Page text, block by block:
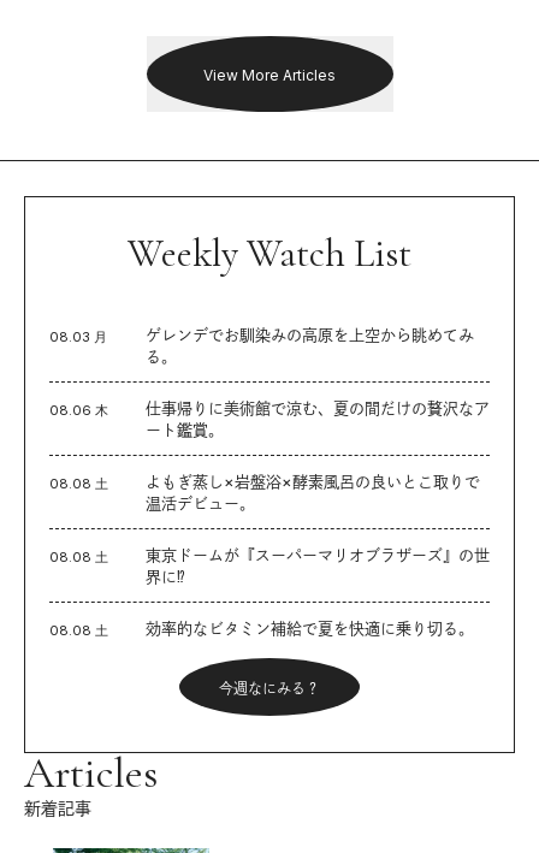
View More Articles
Weekly Watch List
08.03 月
ゲレンデでお馴染みの高原を上空から眺めてみ
る。
08.06 木
仕事帰りに美術館で涼む、夏の間だけの贅沢なア
ート鑑賞。
08.08 土
よもぎ蒸し×岩盤浴×酵素風呂の良いとこ取りで
温活デビュー。
08.08 土
東京ドームが『スーパーマリオブラザーズ』の世
界に⁉︎
08.08 土 効率的なビタミン補給で夏を快適に乗り切る。
今週なにみる？
Articles
新着記事